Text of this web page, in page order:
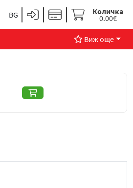
Количка
0.00€
Виж още